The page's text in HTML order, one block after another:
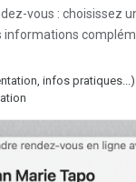
vous : choisissez
infos pratiques...)